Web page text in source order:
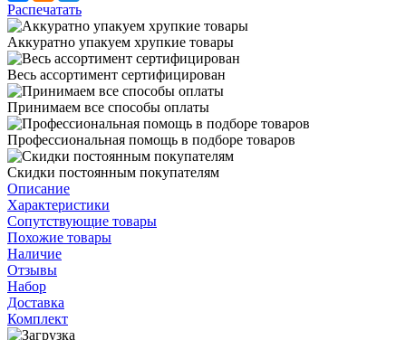
Распечатать
Аккуратно упакуем хрупкие товары
Весь ассортимент сертифицирован
Принимаем все способы оплаты
Профессиональная помощь в подборе товаров
Скидки постоянным покупателям
Описание
Характеристики
Сопутствующие товары
Похожие товары
Наличие
Отзывы
Набор
Доставка
Комплект